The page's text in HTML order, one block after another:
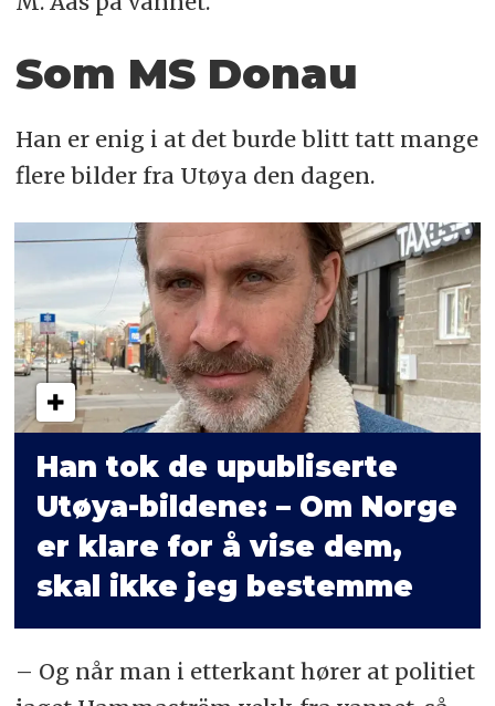
Som MS Donau
Han er enig i at det burde blitt tatt mange
flere bilder fra Utøya den dagen.
Han tok de upubliserte
Utøya-bildene: – Om Norge
er klare for å vise dem,
skal ikke jeg bestemme
– Og når man i etterkant hører at politiet